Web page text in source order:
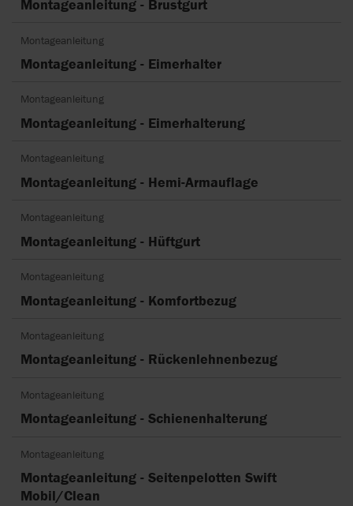
Montageanleitung - Brustgurt
Montageanleitung
Montageanleitung - Eimerhalter
Montageanleitung
Montageanleitung - Eimerhalterung
Montageanleitung
Montageanleitung - Hemi-Armauflage
Montageanleitung
Montageanleitung - Hüftgurt
Montageanleitung
Montageanleitung - Komfortbezug
Montageanleitung
Montageanleitung - Rückenlehnenbezug
Montageanleitung
Montageanleitung - Schienenhalterung
Montageanleitung
Montageanleitung - Seitenpelotten Swift
Mobil/Clean